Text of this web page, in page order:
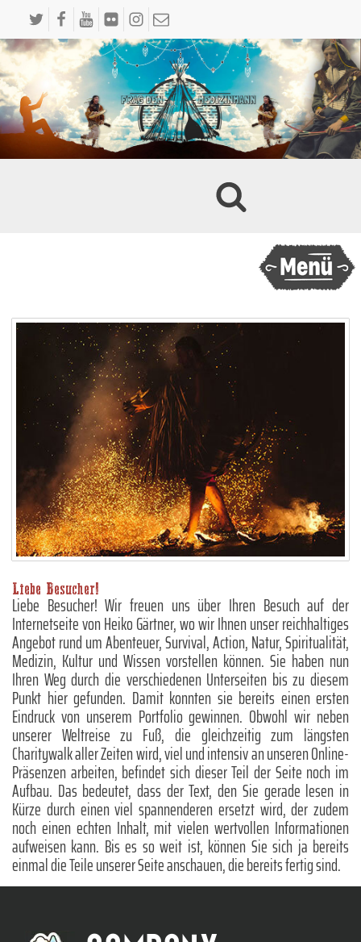
Liebe Besucher!
Liebe Besucher! Wir freuen uns über Ihren Besuch auf der
Internetseite von Heiko Gärtner, wo wir Ihnen unser reichhaltiges
Angebot rund um Abenteuer, Survival, Action, Natur, Spiritualität,
Medizin, Kultur und Wissen vorstellen können. Sie haben nun
Ihren Weg durch die verschiedenen Unterseiten bis zu diesem
Punkt hier gefunden. Damit konnten sie bereits einen ersten
Eindruck von unserem Portfolio gewinnen. Obwohl wir neben
unserer Weltreise zu Fuß, die gleichzeitig zum längsten
Charitywalk aller Zeiten wird, viel und intensiv an unseren Online-
Präsenzen arbeiten, befindet sich dieser Teil der Seite noch im
Aufbau. Das bedeutet, dass der Text, den Sie gerade lesen in
Kürze durch einen viel spannenderen ersetzt wird, der zudem
noch einen echten Inhalt, mit vielen wertvollen Informationen
aufweisen kann. Bis es so weit ist, können Sie sich ja bereits
einmal die Teile unserer Seite anschauen, die bereits fertig sind.